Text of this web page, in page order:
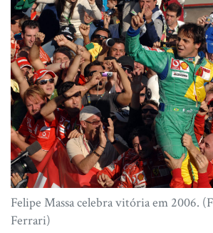
Felipe Massa celebra vitória em 2006.
Ferrari)